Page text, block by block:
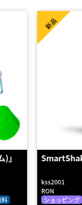
…
kss1004
RON
ショッピング
新品